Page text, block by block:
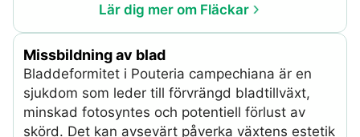
Lär dig mer om Fläckar
Missbildning av blad
Bladdeformitet i Pouteria campechiana är en
sjukdom som leder till förvrängd bladtillväxt,
minskad fotosyntes och potentiell förlust av
skörd. Det kan avsevärt påverka växtens estetik